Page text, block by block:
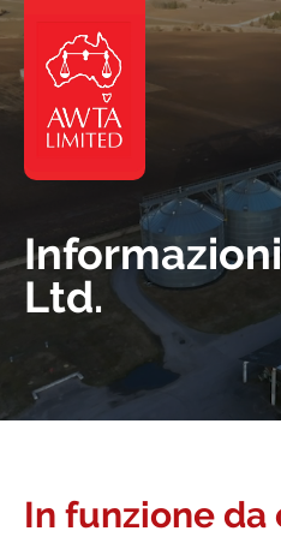
Vai al contenuto
Ltd.
In funzione da